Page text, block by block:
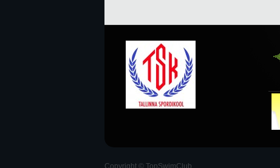
Copyright © TopSwimClub